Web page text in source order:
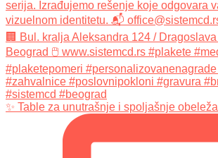
✨ Table za unutrašnje i spoljašnje